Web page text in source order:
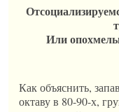
Или
Как объяснить,
октаву в 80-90-х,